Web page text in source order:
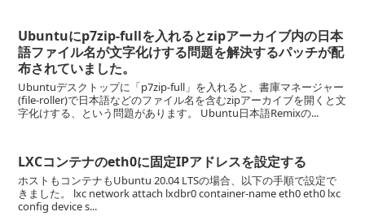
Ubuntuにp7zip-fullを入れるとzipアーカイブ内の日本
語ファイル名が文字化けする問題を解決するパッチが配
布されていました。
Ubuntuデスクトップに「p7zip-full」を入れると、書庫マネージャー
(file-roller)で日本語などのファイル名を含むzipアーカイブを開くと文
字化けする、という問題があります。 Ubuntu日本語Remixの...
LXCコンテナのeth0に固定IPアドレスを設定する
ホストもコンテナもUbuntu 20.04 LTSの場合、以下の手順で設定で
きました。 lxc network attach lxdbr0 container-name eth0 eth0 lxc
config device s...